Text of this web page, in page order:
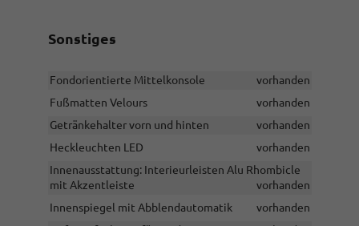
Sonstiges
Fondorientierte Mittelkonsole
vorhanden
Fußmatten Velours
vorhanden
Getränkehalter vorn und hinten
vorhanden
Heckleuchten LED
vorhanden
Innenausstattung: Interieurleisten Alu Rhombicle
mit Akzentleiste
vorhanden
Innenspiegel mit Abblendautomatik
vorhanden